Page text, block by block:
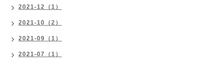
2021-12（1）
2021-10（2）
2021-09（1）
2021-07（1）